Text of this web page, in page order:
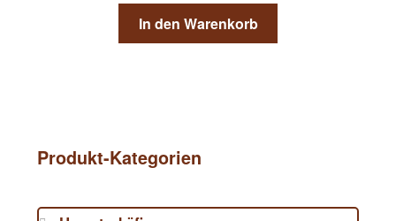
In den Warenkorb
Produkt-Kategorien